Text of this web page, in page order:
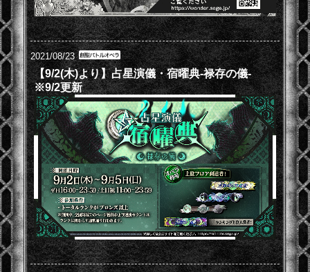
2021/08/23
【9/2(木)より】占星演儀・宿曜典-禄存の儀-
※9/2更新